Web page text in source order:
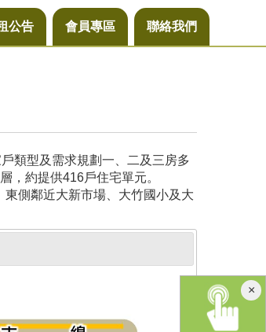
公告 會員專區 聯絡我們
類型及需求規劃一、二及三房多
，約提供416戶住宅單元。
側鄰近大新市場、大竹國小及大
×關
閉